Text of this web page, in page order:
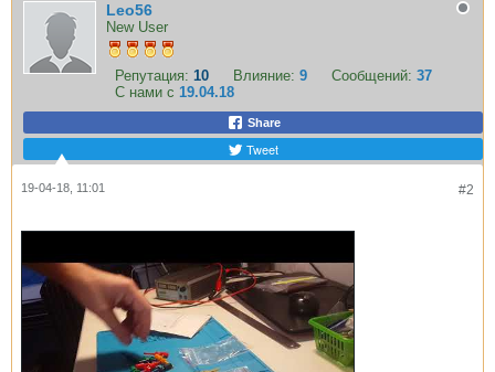
Leo56
New User
Репутация: 10 Влияние: 9 Сообщений: 37
С нами с 19.04.18
Share
Tweet
#2
19-04-18, 11:01